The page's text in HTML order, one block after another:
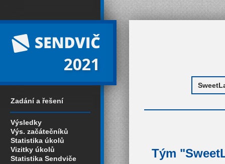
2021
Zadání a řešení
Výsledky
Výs. začátečníků
Statistika úkolů
Vizitky úkolů
Statistika Sendviče
Tým